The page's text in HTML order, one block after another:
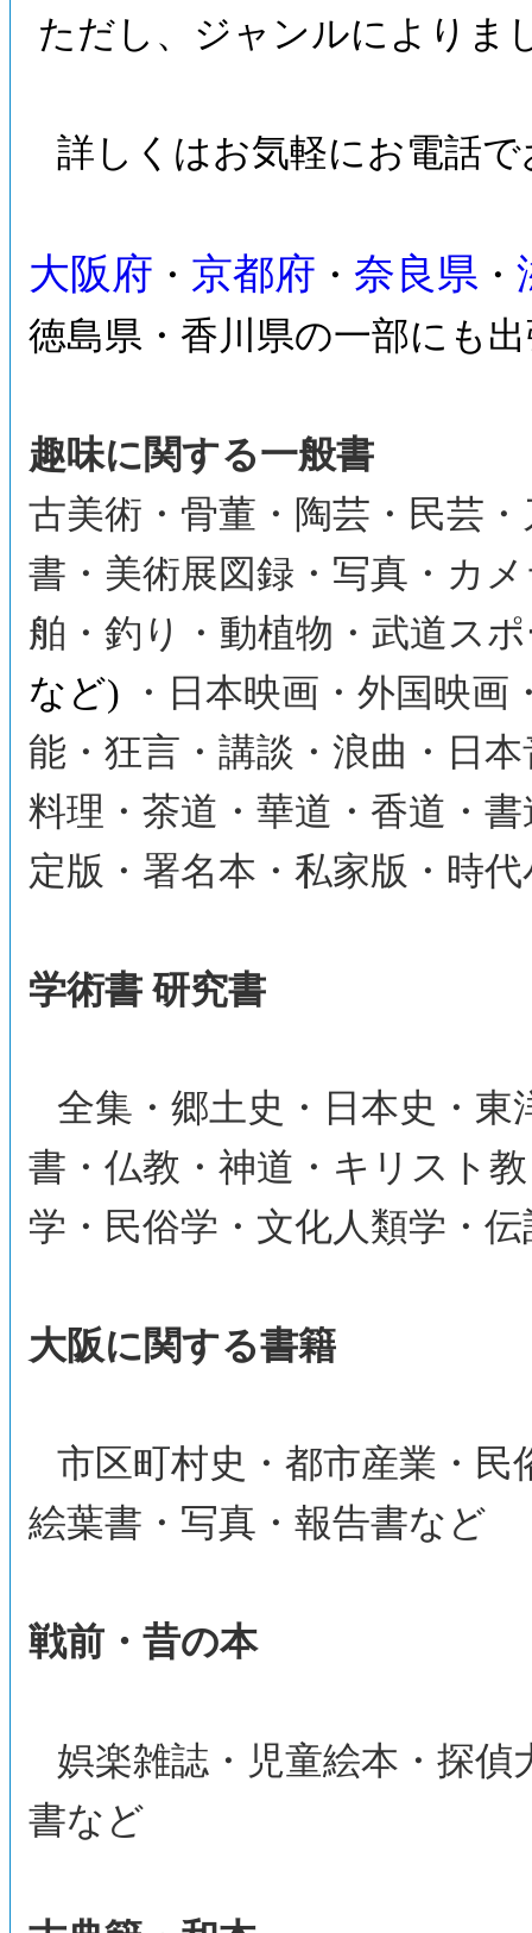
ただし、ジャンルによりま
詳しくはお気軽にお電話
大阪府 ・ 京都府 ・ 奈良県 ・
徳島県・香川県の一部にも
趣味に関する一般書
古美術・骨董・陶芸・民芸
書・美術展図録・写真・カ
舶・釣り・動植物・武道ス
など)
・日本映画・外国映
能・狂言・講談・浪曲・日
料理・茶道・華道・香道・
定版・署名本・私家版・時
学術書 研究書
全集・郷土史・日本史・
書・仏教・神道・キリスト
学・民俗学・文化人類学・
大阪に関する書籍
市区町村史・都市産業・民
絵葉書・写真・報告書など
戦前・昔の本
娯楽雑誌・児童絵本・探
書など